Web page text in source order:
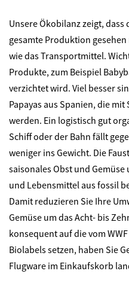
Unsere Ökobilanz zeigt,
gesamte Produktion
wie das Transportmittel.
Produkte, zum Beispiel
verzichtet wird. Viel besser
Papayas aus Spanien, die
werden. Ein logistisch gut
Schiff oder der Bahn fällt
weniger ins Gewicht. Die
saisonales Obst und
und Lebensmittel aus fossil
Damit reduzieren Sie Ihre
Gemüse um das Acht- bis
konsequent auf die vom
Biolabels setzen, haben Sie
Flugware im Einkaufskorb